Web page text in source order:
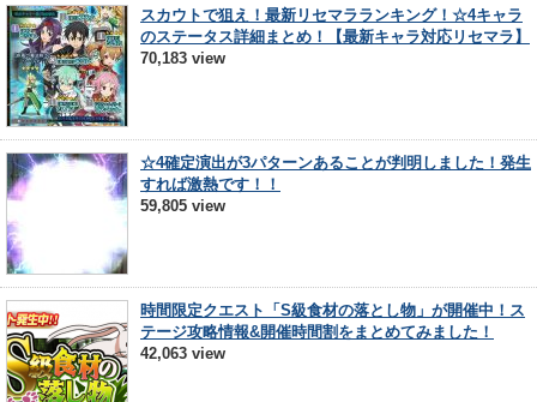
スカウトで狙え！最新リセマラランキング！☆4キャラ
のステータス詳細まとめ！【最新キャラ対応リセマラ】
70,183 view
☆4確定演出が3パターンあることが判明しました！発生
すれば激熱です！！
59,805 view
時間限定クエスト「S級食材の落とし物」が開催中！ス
テージ攻略情報&開催時間割をまとめてみました！
42,063 view